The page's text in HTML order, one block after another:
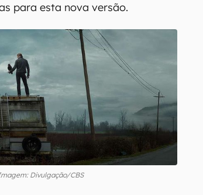
para esta nova versão.
Divulgação/CBS